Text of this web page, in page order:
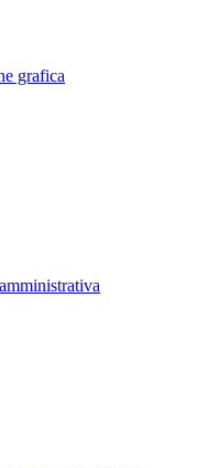
grafica